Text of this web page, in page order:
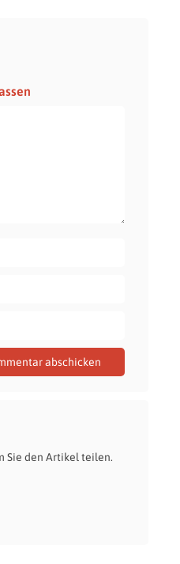
Sie den Artikel teilen.